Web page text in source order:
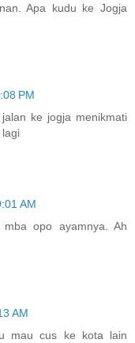
Apa kudu ke Jogja
PM
ke jogja menikmati
lagi
AM
opo ayamnya. Ah
AM
mau cus ke kota lain